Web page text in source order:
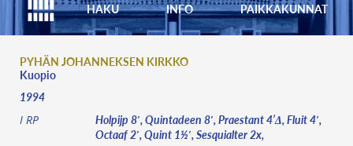
HAKU INFO PAIKKAKUNNAT
PYHÄN JOHANNEKSEN KIRKKO
Kuopio
1994
I RP
Holpijp 8′, Quintadeen 8′, Praestant 4’Δ, Fluit 4′,
Octaaf 2′, Quint 1½′, Sesquialter 2x,